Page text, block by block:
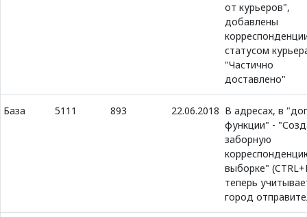
от курьеров",
добавлены
статусом
"Частично
доставлено"
База 5111 893 22.06.2018 В адресах, в
функции" -
заборную
выборке"
теперь
город